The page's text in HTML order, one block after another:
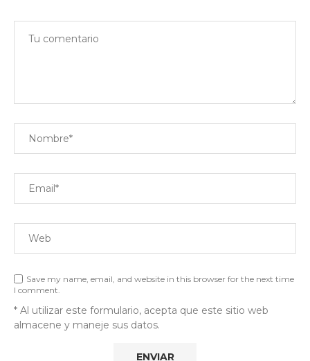
Save my name, email, and website in this browser for the next time
I comment.
* Al utilizar este formulario, acepta que este sitio web
almacene y maneje sus datos.